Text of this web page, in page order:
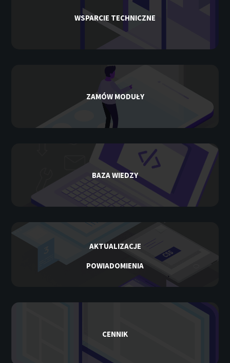
WSPARCIE TECHNICZNE
ZAMÓW MODUŁY
BAZA WIEDZY
AKTUALIZACJE
POWIADOMIENIA
CENNIK